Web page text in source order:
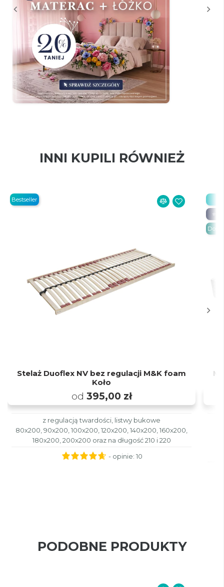
INNI KUPILI RÓWNIEŻ
Stelaż Duoflex NV bez regulacji M&K foam
Koło
od 395,00 zł
z regulacją twardości, listwy bukowe
80x200, 90x200, 100x200, 120x200, 140x200, 160x200,
180x200, 200x200 oraz na długość 210 i 220
Bestseller
- opinie: 10
⭐
PODOBNE PRODUKTY